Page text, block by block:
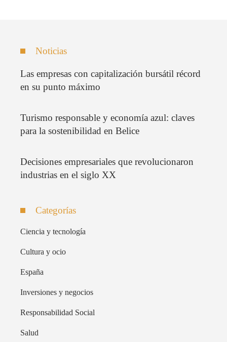
Noticias
Las empresas con capitalización bursátil récord
en su punto máximo
Turismo responsable y economía azul: claves
para la sostenibilidad en Belice
Decisiones empresariales que revolucionaron
industrias en el siglo XX
Categorías
Ciencia y tecnología
Cultura y ocio
España
Inversiones y negocios
Responsabilidad Social
Salud